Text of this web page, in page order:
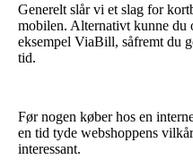
Generelt slår vi et slag for
mobilen. Alternativt kunne du
eksempel ViaBill, såfremt du
tid.
Før nogen køber hos en
en tid tyde webshoppens
interessant.